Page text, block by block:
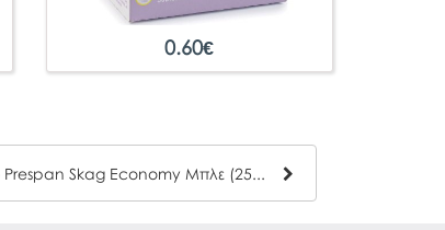
0.60€
Ντοσιέ Με Λάστιχο Prespan Skag Economy Μπλε (25x35)